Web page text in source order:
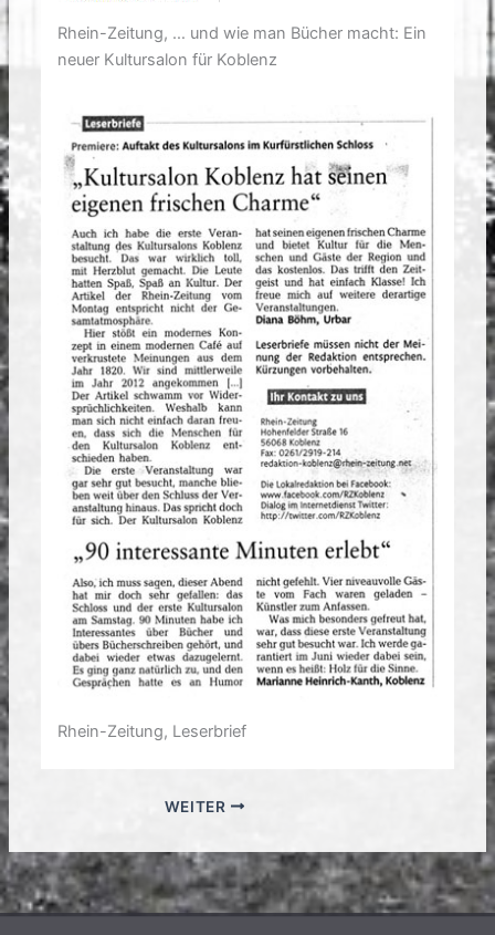
Rhein-Zeitung, … und wie man Bücher macht: Ein
neuer Kultursalon für Koblenz
Rhein-Zeitung, Leserbrief
WEITER